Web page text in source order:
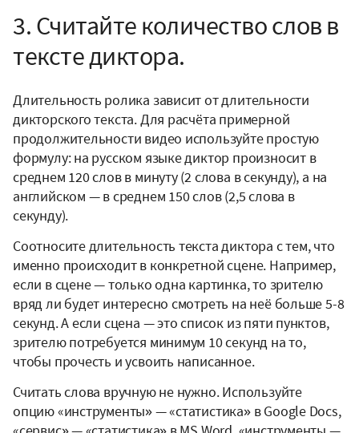
3. Считайте количество слов в
тексте диктора.
Длительность ролика зависит от длительности
дикторского текста. Для расчёта примерной
продолжительности видео используйте простую
формулу: на русском языке диктор произносит в
среднем 120 слов в минуту (2 слова в секунду), а на
английском — в среднем 150 слов (2,5 слова в
секунду).
Соотносите длительность текста диктора с тем, что
именно происходит в конкретной сцене. Например,
если в сцене — только одна картинка, то зрителю
вряд ли будет интересно смотреть на неё больше 5-8
секунд. А если сцена — это список из пяти пунктов,
зрителю потребуется минимум 10 секунд на то,
чтобы прочесть и усвоить написанное.
Считать слова вручную не нужно. Используйте
опцию «инструменты» — «статистика» в Google Docs,